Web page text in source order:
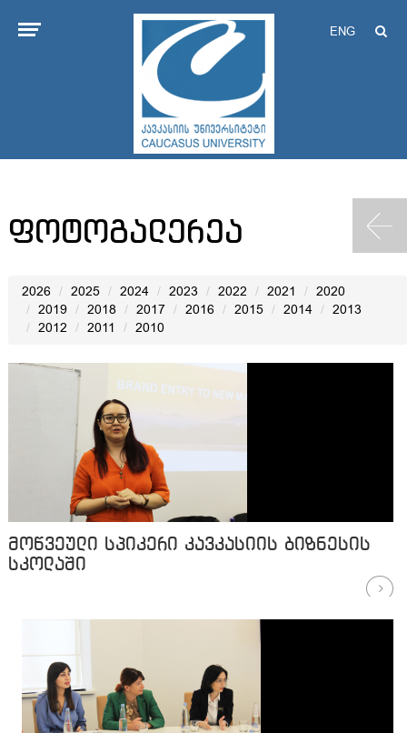
ENG
ფოტოგალერეა
2026 2025 2024 2023 2022 2021
2020
2019
2018 2017 2016 2015 2014
2013
2012
2011 2010
მოწვეული სპიკერი კავკასიის ბიზნესის
სკოლაში